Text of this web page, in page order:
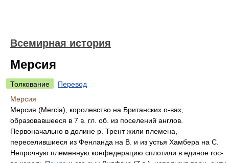
Всемирная история
Мерсия
Толкование
Перевод
Мерсия
Мерсия (Mercia), королевство на Британских о-вах,
образовавшееся в 7 в. гл. об. из поселений англов.
Первоначально в долине р. Трент жили племена,
переселившиеся из Фенланда на В. и из устья Хамбера на С.
Непрочную племенную конфедерацию сплотили в единое roc-